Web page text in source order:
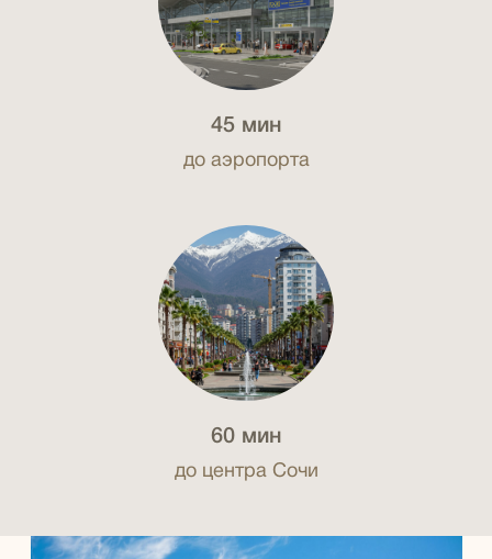
45 мин
до аэропорта
60 мин
до центра Сочи